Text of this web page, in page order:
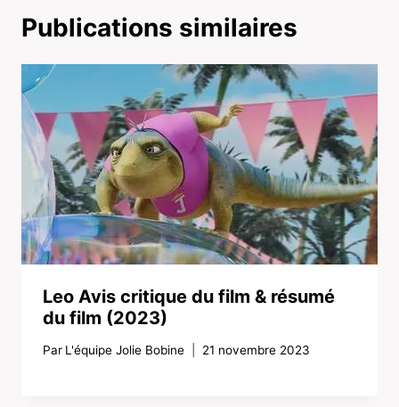
Publications similaires
Leo Avis critique du film & résumé
du film (2023)
Par L'équipe Jolie Bobine 21 novembre 2023